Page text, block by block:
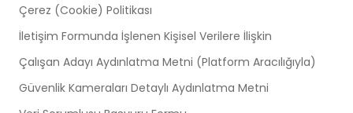
Çerez (Cookie) Politikası
İletişim Formunda İşlenen Kişisel Verilere İlişkin
Çalışan Adayı Aydınlatma Metni (Platform Aracılığıyla)
Güvenlik Kameraları Detaylı Aydınlatma Metni